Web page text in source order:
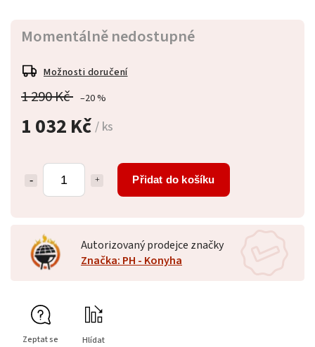
1 290 Kč –20 %
1 032 Kč/ ks
Přidat do košíku
Momentálně nedostupné
Možnosti doručení
Autorizovaný prodejce značky
Značka: PH - Konyha
Zeptat se Hlídat